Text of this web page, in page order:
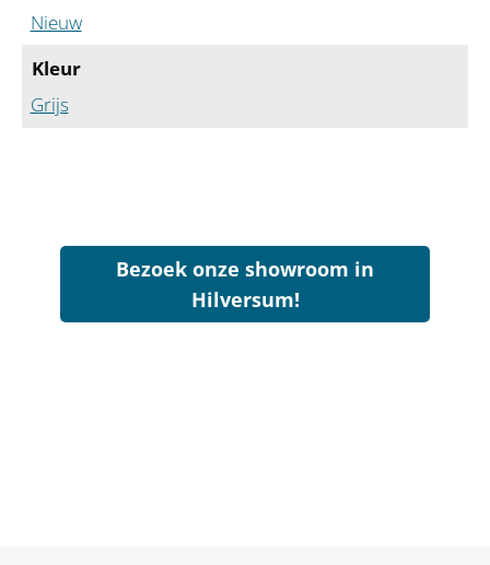
Nieuw
Kleur
Grijs
Bezoek onze showroom in
Hilversum!